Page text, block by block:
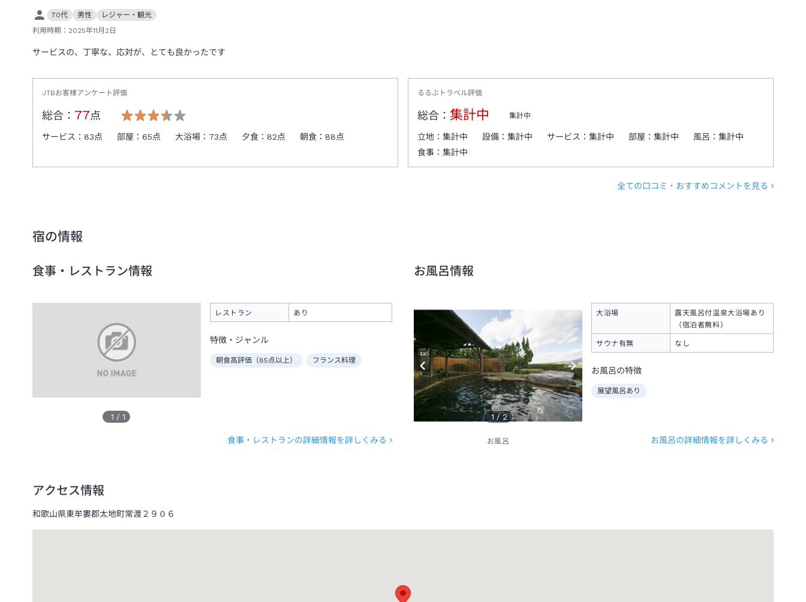
70代 男性
レジャー・観光
利用時期： 2025年11月2日
サービスの、丁寧な、応対が、とても良かったです
JTBお客様アンケート評価
総合： 77点
サービス： 83点 部屋： 65点 大浴場： 73点 夕食： 82点 朝食： 88点
るるぶトラベル評価
総合： 集計中 集計中
立地：集計中 設備：集計中 サービス：集計中 部屋：集計中 風呂：集計中
食事：集計中
全ての口コミ・おすすめコメントを見る
宿の情報
食事・レストラン情報
1 /1
レストラン あり
特徴・ジャンル
朝食高評価（85点以上） フランス料理
食事・レストランの詳細情報を詳しくみる
お風呂情報
1 / 2
お風呂
大浴場
露天風呂付温泉大浴場あり
（宿泊者無料）
サウナ有無 なし
お風呂の特徴
展望風呂あり
お風呂の詳細情報を詳しくみる
アクセス情報
和歌山県東牟婁郡太地町常渡２９０６